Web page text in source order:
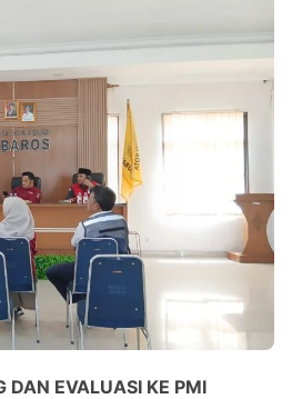
DAN EVALUASI KE PMI